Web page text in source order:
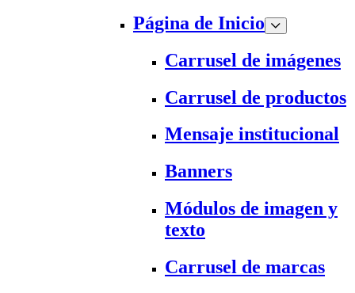
Página de Inicio
Carrusel de imágenes
Carrusel de productos
Mensaje institucional
Banners
Módulos de imagen y
texto
Carrusel de marcas